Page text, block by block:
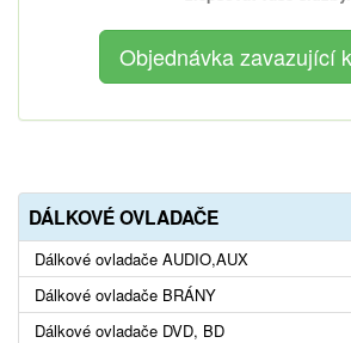
DÁLKOVÉ OVLADAČE
Dálkové ovladače AUDIO,AUX
Dálkové ovladače BRÁNY
Dálkové ovladače DVD, BD